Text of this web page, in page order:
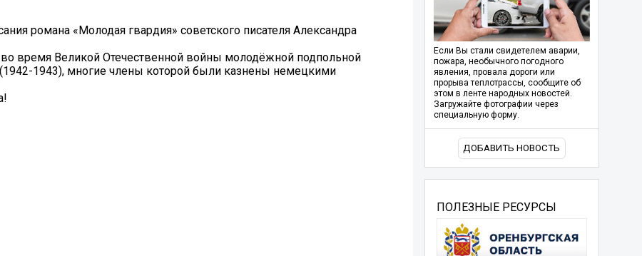
романа «Молодая гвардия» советского писателя Александра
время Великой Отечественной войны молодёжной подпольной
1943), многие члены которой были казнены немецкими
Если Вы стали свидетелем аварии,
пожара, необычного погодного
явления, провала дороги или
прорыва теплотрассы, сообщите об
этом в ленте народных новостей.
Загружайте фотографии через
специальную форму.
ДОБАВИТЬ НОВОСТЬ
ПОЛЕЗНЫЕ РЕСУРСЫ